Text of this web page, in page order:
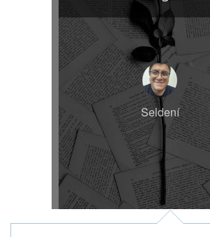
Seldení